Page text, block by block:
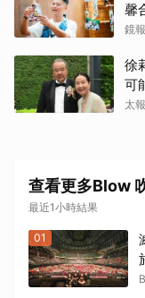
馨
時
鏡報
徐
可
太報
查看更多Blow
最近1小時結果
01